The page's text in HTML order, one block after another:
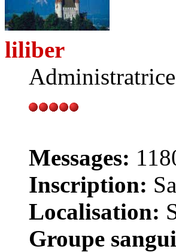
liliber
Administratrice
Messages:
Inscription:
Localisation:
Groupe